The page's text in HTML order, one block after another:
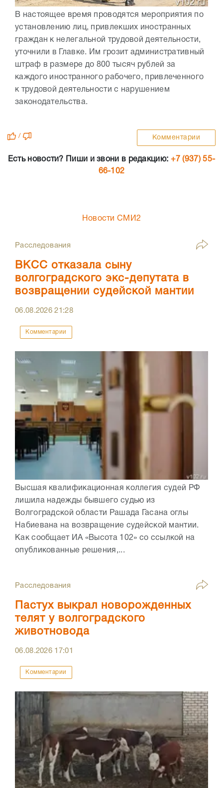
В настоящее время проводятся мероприятия по
установлению лиц, привлекших иностранных
граждан к нелегальной трудовой деятельности,
уточнили в Главке. Им грозит административный
штраф в размере до 800 тысяч рублей за
каждого иностранного рабочего, привлеченного
к трудовой деятельности с нарушением
законодательства.
/ Комментарии
Есть новости? Пиши и звони в редакцию: +7 (937) 55-
66-102
Новости СМИ2
Расследования
ВКСС отказала сыну
волгоградского экс-депутата в
возвращении судейской мантии
06.08.202621:28
Комментарии
Высшая квалификационная коллегия судей РФ
лишила надежды бывшего судью из
Волгоградской области Рашада Гасана оглы
Набиевана на возвращение судейской мантии.
Как сообщает ИА «Высота 102» со ссылкой на
опубликованные решения,...
Расследования
Пастух выкрал новорожденных
телят у волгоградского
животновода
06.08.2026 17:01
Комментарии